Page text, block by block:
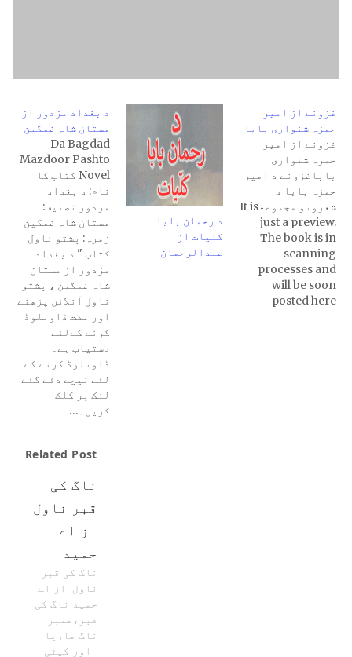
د بغداد مزدور از
مستان شاہ غمگین
Da Bagdad
Mazdoor Pashto
Novel کتاب کا
نام: د بغداد
مزدور تصنیف:
مستان شاہ غمگین
زمرہ: پشتو ناول
کتاب " د بغداد
مزدور از مستان
شاہ غمگین ، پشتو
ناول آنلائن پڑھنے
اور مفت ڈاونلوڈ
کرنے کےلئے
دستیاب ہے۔
ڈاونلوڈ کرنے کے
لئے نیچے دئے گئے
لنک پر کلک
کریں۔…
Related Post
ناگ کی
قبر ناول
از اے
حمید
ناگ کی قبر
ناول از اے
حمید ناگ کی
قبر،عنبر
ناگ ماریا
اور کیٹی
د رحمان بابا
کلیات از
عبدالرحمان
غزونے از امیر
حمزہ شنواری بابا
غزونے از امیر
حمزہ شنواری
باباغزونے د امیر
حمزہ بابا د
شعرونو مجموعۃIt is
just a preview.
The book is in
scanning
processes and
will be soon
posted here